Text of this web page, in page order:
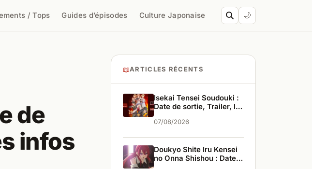
/ Tops Guides d’épisodes Culture Japonaise 🌙
de
infos
📖ARTICLES RÉCENTS
Isekai Tensei Soudouki :
Date de sortie, Trailer, les
07/08/2026
Doukyo Shite Iru Kensei
no Onna Shishou : Date